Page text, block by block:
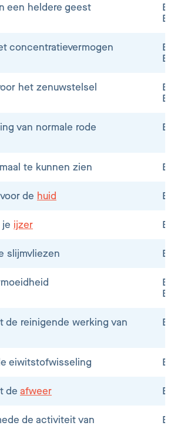
een heldere geest
concentratievermogen
het zenuwstelsel
van normale rode
te kunnen zien B2
de huid
ijzer B2
slijmvliezen
de reinigende werking van
B4
eiwitstofwisseling B6
de afweer
de activiteit van
B6